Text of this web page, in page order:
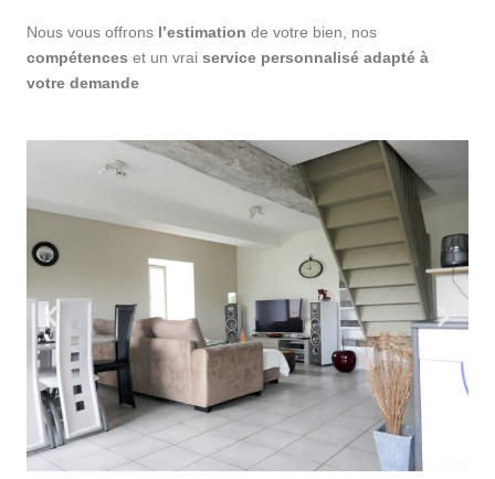
Nous vous offrons l’estimation de votre bien, nos
compétences et un vrai service personnalisé adapté à
votre demande